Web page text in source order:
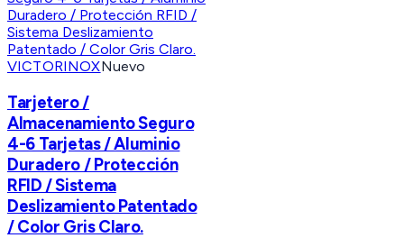
VICTORINOXNuevo
Tarjetero /
Almacenamiento Seguro
4-6 Tarjetas / Aluminio
Duradero / Protección
RFID / Sistema
Deslizamiento Patentado
/ Color Gris Claro.